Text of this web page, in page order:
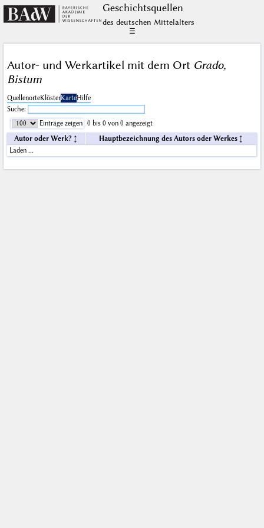
Geschichts­quellen
des deutschen Mittelalters
☰
Autor- und Werkartikel mit dem Ort Grado,
Bistum
QuellenorteKlösterKarteHilfe
Suche:
Einträge zeigen
0 bis 0 von 0 angezeigt
Autor oder Werk?
Hauptbezeichnung des Autors oder Werkes
Laden …